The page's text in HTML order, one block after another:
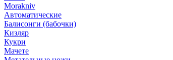
Morakniv
Автоматические
Балисонги (бабочки)
Кизляр
Кукри
Мачете